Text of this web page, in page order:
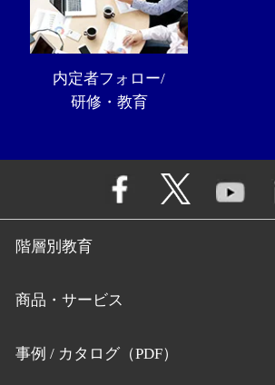
内定者フォロー/
研修・教育
階層別教育
商品・サービス
事例 / カタログ（PDF）